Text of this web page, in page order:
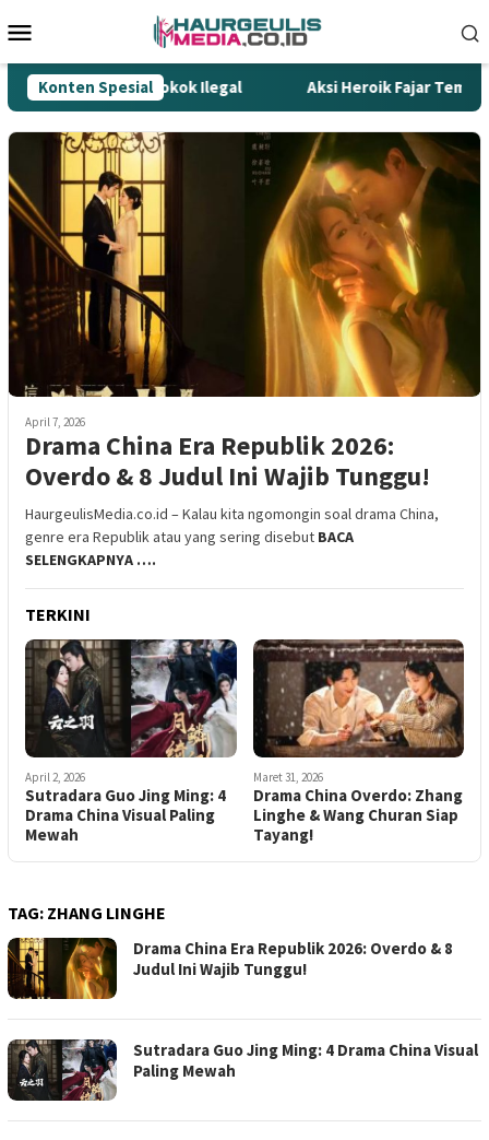
ke
Mobile
Konten Spesial
Gempur Rokok Ilegal Aksi Heroik Fajar Temukan
April 7, 2026
Drama China Era Republik 2026:
Overdo & 8 Judul Ini Wajib Tunggu!
HaurgeulisMedia.co.id – Kalau kita ngomongin soal drama China,
genre era Republik atau yang sering disebut BACA
SELENGKAPNYA ….
TERKINI
April 2, 2026
Sutradara Guo Jing Ming: 4
Drama China Visual Paling
Mewah
Maret 31, 2026
Drama China Overdo: Zhang
Linghe & Wang Churan Siap
Tayang!
TAG: ZHANG LINGHE
Drama China Era Republik 2026: Overdo & 8
Judul Ini Wajib Tunggu!
Sutradara Guo Jing Ming: 4 Drama China Visual
Paling Mewah